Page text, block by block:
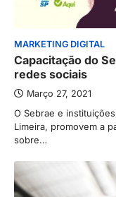
MARKETING DIGITAL
Capacitação do
redes sociais
Março 27, 2021
O Sebrae e
Limeira, promovem a
sobre…